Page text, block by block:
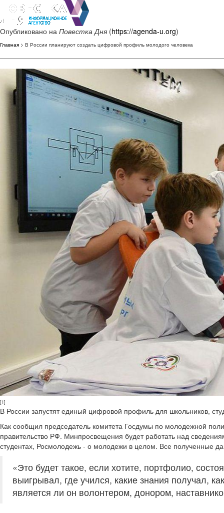
Опубликовано на Повестка Дня (https://agenda-u.org)
Главная > В России планируют создать цифровой профиль молодого человека
[1]
В России запустят единый цифровой профиль для школьников,
Как сообщил председатель комитета Госдумы по молодежной
правительство РФ. Минпросвещения будет работать над
студентах, Росмолодежь - о молодежи в целом. Все полученные
«Это будет такое, если хотите, портфолио,
выигрывал, где учился, какие знания получал,
является ли он волонтером, донором,